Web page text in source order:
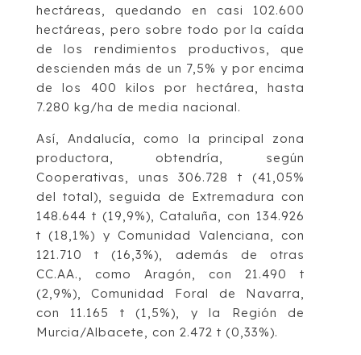
hectáreas, quedando en casi 102.600
hectáreas, pero sobre todo por la caída
de los rendimientos productivos, que
descienden más de un 7,5% y por encima
de los 400 kilos por hectárea, hasta
7.280 kg/ha de media nacional.
Así, Andalucía, como la principal zona
productora, obtendría, según
Cooperativas, unas 306.728 t (41,05%
del total), seguida de Extremadura con
148.644 t (19,9%), Cataluña, con 134.926
t (18,1%) y Comunidad Valenciana, con
121.710 t (16,3%), además de otras
CC.AA., como Aragón, con 21.490 t
(2,9%), Comunidad Foral de Navarra,
con 11.165 t (1,5%), y la Región de
Murcia/Albacete, con 2.472 t (0,33%).